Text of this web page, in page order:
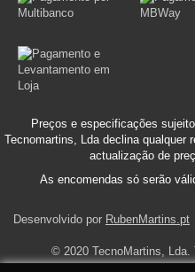
Preços e especificações
Tecnomartins, Lda declina qualquer
actualização de
As encomendas só serão
Desenvolvido por RubenMartins.pt
© 2020 TecnoMartins, Lda.